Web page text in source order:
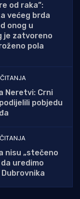
od raka”:
većeg brda
onog u
je zatvoreno
pola
Neretvi: Crni
pobjedu
nisu „stečeno
uredimo